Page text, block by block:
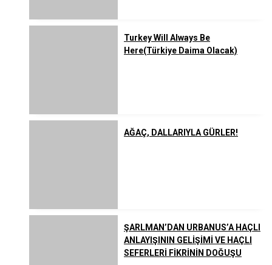
Turkey Will Always Be
Here(Türkiye Daima Olacak)
AĞAÇ, DALLARIYLA GÜRLER!
ŞARLMAN’DAN URBANUS’A HAÇLI
ANLAYIŞININ GELİŞİMİ VE HAÇLI
SEFERLERİ FİKRİNİN DOĞUŞU